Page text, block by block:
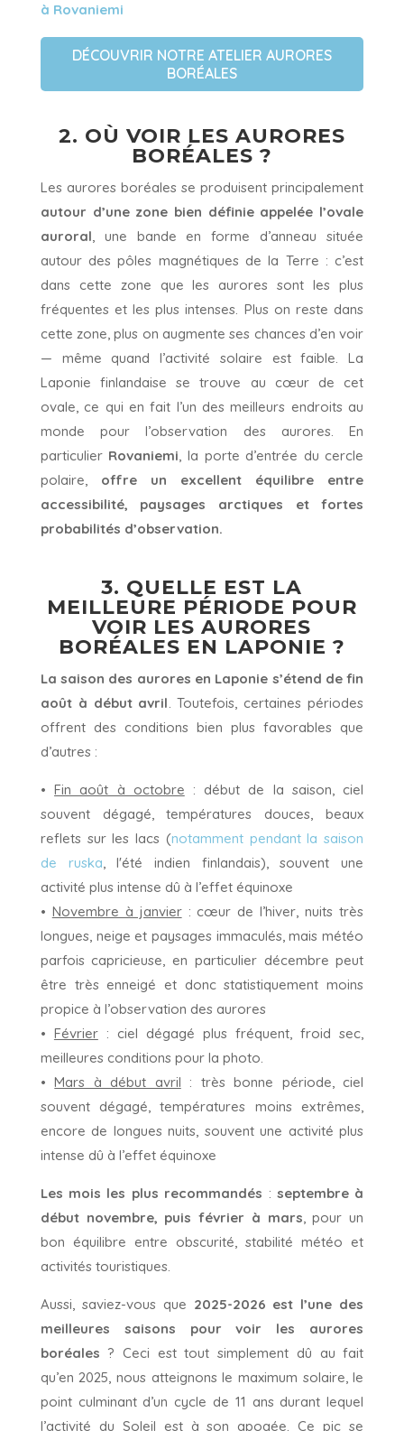
à Rovaniemi
DÉCOUVRIR NOTRE ATELIER AURORES
BORÉALES
2. OÙ VOIR LES AURORES
BORÉALES ?
Les aurores boréales se produisent principalement
autour d’une zone bien définie appelée l’ovale
auroral, une bande en forme d’anneau située
autour des pôles magnétiques de la Terre : c’est
dans cette zone que les aurores sont les plus
fréquentes et les plus intenses. Plus on reste dans
cette zone, plus on augmente ses chances d’en voir
— même quand l’activité solaire est faible. La
Laponie finlandaise se trouve au cœur de cet
ovale, ce qui en fait l’un des meilleurs endroits au
monde pour l’observation des aurores. En
particulier Rovaniemi, la porte d’entrée du cercle
polaire,offre un excellent équilibre entre
accessibilité, paysages arctiques et fortes
probabilités d’observation.
3. QUELLE EST LA
MEILLEURE PÉRIODE POUR
VOIR LES AURORES
BORÉALES EN LAPONIE ?
La saison des aurores en Laponie s’étend de fin
août à début avril. Toutefois, certaines périodes
offrent des conditions bien plus favorables que
d’autres :
•Fin août à octobre : début de la saison, ciel
souvent dégagé, températures douces, beaux
reflets sur les lacs (notamment pendant la saison
de ruska, l'été indien finlandais), souvent une
activité plus intense dû à l’effet équinoxe
• Novembre à janvier: cœur de l’hiver, nuits très
longues, neige et paysages immaculés, mais météo
parfois capricieuse, en particulier décembre peut
être très enneigé et donc statistiquement moins
propice à l’observation des aurores
• Février: ciel dégagé plus fréquent, froid sec,
meilleures conditions pour la photo.
•Mars à début avril : très bonne période, ciel
souvent dégagé, températures moins extrêmes,
encore de longues nuits, souvent une activité plus
intense dû à l’effet équinoxe
Les mois les plus recommandés : septembre à
début novembre, puis février à mars, pour un
bon équilibre entre obscurité, stabilité météo et
activités touristiques.
Aussi, saviez-vous que 2025-2026 est l’une des
meilleures saisons pour voir les aurores
boréales ? Ceci est tout simplement dû au fait
qu’en 2025, nous atteignons le maximum solaire, le
point culminant d’un cycle de 11 ans durant lequel
l’activité du Soleil est à son apogée. Ce pic se